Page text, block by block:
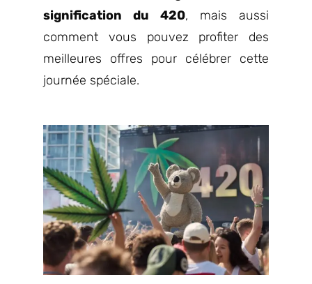
signification du 420, mais aussi
comment vous pouvez profiter des
meilleures offres pour célébrer cette
journée spéciale.